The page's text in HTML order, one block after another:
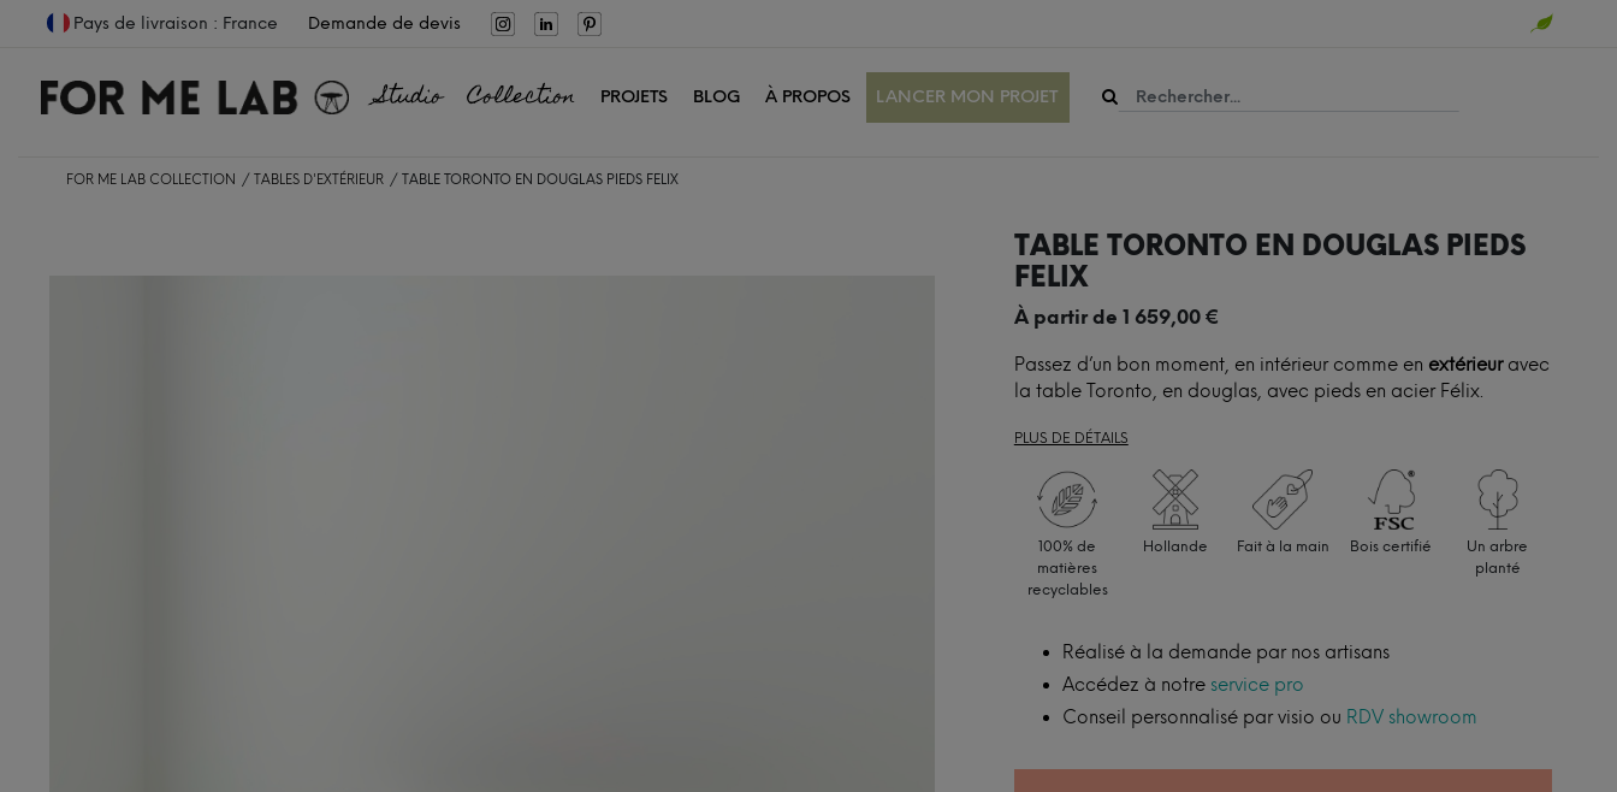
Pays de livraison : France Demande de devis
Studio Collection PROJETS BLOG À PROPOS LANCER MON PROJET
FOR ME LAB COLLECTION TABLES D'EXTÉRIEUR TABLE TORONTO EN DOUGLAS PIEDS FELIX
TABLE TORONTO EN DOUGLAS PIEDS
FELIX
À partir de 1 659,00€
Passez d’un bon moment, en intérieur comme en extérieuravec
la table Toronto, en douglas, avec pieds en acier Félix.
PLUS DE DÉTAILS
100% de
matières
recyclables
Hollande Fait à la main Bois certifié
Un arbre
planté
Réalisé à la demande par nos artisans
Accédez à notre service pro
Conseil personnalisé par visio ou RDV showroom